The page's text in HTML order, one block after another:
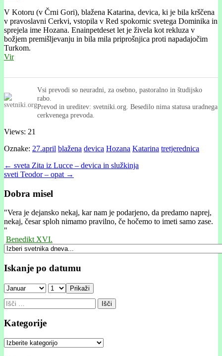
V Kotoru (v Črni Gori), blažena Katarina, devica, ki je bila krščena
v pravoslavni Cerkvi, vstopila v Red spokornic svetega Dominika in
sprejela ime Hozana. Enainpetdeset let je živela kot rekluza v
božjem premišljevanju in bila mila priprošnjica proti napadajočim
Turkom.
Vir
Vsi prevodi so neuradni, za osebno, pastoralno in študijsko
rabo.
Prevod in ureditev: svetniki.org. Besedilo nima statusa uradnega
cerkvenega prevoda.
Views: 21
Oznake: 27.april blažena devica Hozana Katarina tretjerednica
Post
navigation
← sveta Zita iz Lucce – devica in služkinja
sveti Teodor – opat →
Dobra misel
"Vera je dejansko nekaj, kar nam je podarjeno, da predamo naprej,
nekaj, česar sploh nimamo pravilno, če hočemo to imeti samo zase.
"
Benedikt XVI.
Iskanje po datumu
Prikaži
Išči:
Kategorije
Kategorije